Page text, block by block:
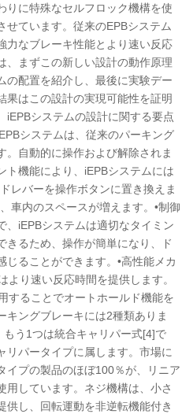
りに特殊なセルフロック機構を使
せています。従来のEPBシステム
力なブレーキ性能とより速い反応
、まずこの新しい設計の動作原理
の配置を紹介し、最後に実験デー
果はこの設計の実現可能性を証明
iEPBシステムの設計に関する要点
システムは、従来のパーキング
。自動的に操作および解除されま
ト機能により、iEPBシステムには
レバーを操作ボタンに置き換えま
車内のスペースが増えます。•制御
、iEPBシステムは適切なタイミン
きるため、操作が簡単になり、ド
じることができます。•高性能メカ
より速い反応時間を提供します。
することでオートホールド機能を
キングブレーキには2種類ありま
う1つは統合キャリパー式[4]で
リパータイプに属します。市場に
イプの製品のほぼ100％が、リニア
用しています。ネジ機構は、小さ
供し、回転運動を非逆転機能付き